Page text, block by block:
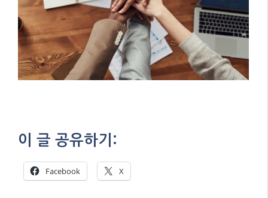
이 글 공유하기:
Facebook X